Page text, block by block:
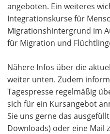
angeboten. Ein weiteres
Integrationskurse für
Migrationshintergrund im
für Migration und
Nähere Infos über die
weiter unten. Zudem
Tagespresse regelmäßig
sich für ein Kursangebot
Sie uns gerne das
Downloads) oder eine Mail